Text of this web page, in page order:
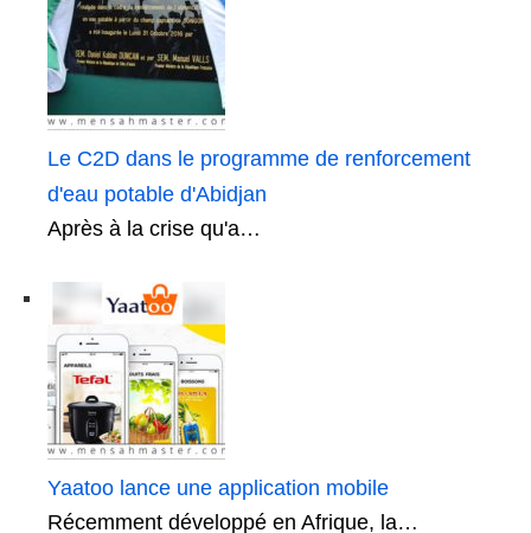
Le C2D dans le programme de renforcement
d'eau potable d'Abidjan
Après à la crise qu'a…
Yaatoo lance une application mobile
Récemment développé en Afrique, la…